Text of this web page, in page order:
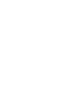
“社区基金如
步？”“居民议
里？”“社会资